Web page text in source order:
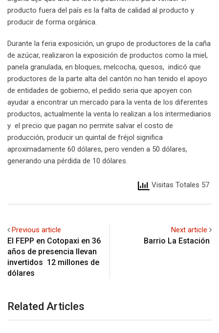
producto fuera del país es la falta de calidad al producto y
producir de forma orgánica.
Durante la feria exposición, un grupo de productores de la caña
de azúcar, realizaron la exposición de productos como la miel,
panela granulada, en bloques, melcocha, quesos, indicó que
productores de la parte alta del cantón no han tenido el apoyo
de entidades de gobierno, el pedido seria que apoyen con
ayudar a encontrar un mercado para la venta de los diferentes
productos, actualmente la venta lo realizan a los intermediarios
y el precio que pagan no permite salvar el costo de
producción, producir un quintal de fréjol significa
aproximadamente 60 dólares, pero venden a 50 dólares,
generando una pérdida de 10 dólares.
Visitas Totales 57
Previous article
El FEPP en Cotopaxi en 36
años de presencia llevan
invertidos 12 millones de
dólares
Next article
Barrio La Estación
Related Articles